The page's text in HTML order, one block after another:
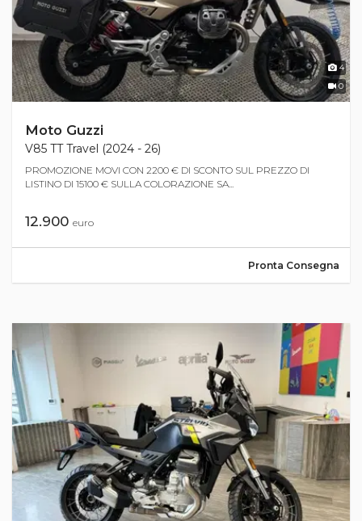
4
0
Moto Guzzi
V85 TT Travel (2024 - 26)
PROMOZIONE MOVI CON 2200 € DI SCONTO SUL PREZZO DI
LISTINO DI 15100 € SULLA COLORAZIONE SA...
12.900 euro
Pronta Consegna